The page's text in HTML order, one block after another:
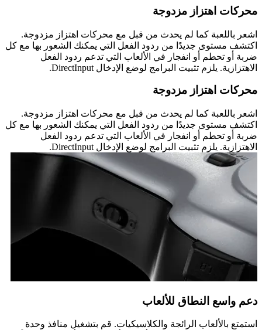
محركات اهتزاز مزدوجة
اشعر باللعبة كما لم يحدث من قبل مع محركات اهتزاز مزدوجة.
اكتشف مستوى جديدًا من ردود الفعل التي يمكنك الشعور بها مع كل
ضربة أو تحطم أو انفجار في الألعاب التي تدعم ردود الفعل
الاهتزازية. يلزم تثبيت البرامج لوضع الإدخال DirectInput.
محركات اهتزاز مزدوجة
اشعر باللعبة كما لم يحدث من قبل مع محركات اهتزاز مزدوجة.
اكتشف مستوى جديدًا من ردود الفعل التي يمكنك الشعور بها مع كل
ضربة أو تحطم أو انفجار في الألعاب التي تدعم ردود الفعل
الاهتزازية. يلزم تثبيت البرامج لوضع الإدخال DirectInput.
دعم واسع النطاق للألعاب
استمتع بالألعاب الرائجة والكلاسيكيات. قم بتشغيل منافذ وحدة